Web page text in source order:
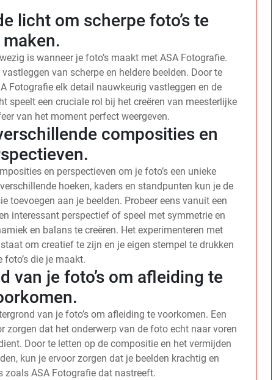
licht om scherpe foto’s te
maken.
is wanneer je foto’s maakt met ASA Fotografie.
van scherpe en heldere beelden. Door te
Fotografie elk detail nauwkeurig vastleggen en de
speelt een cruciale rol bij het creëren van meesterlijke
van het moment perfect weergeven.
composities en
en perspectieven om je foto’s een unieke
hoeken, kaders en standpunten kun je de
toevoegen aan je beelden. Probeer eens vanuit een
interessant perspectief of speel met symmetrie en
en balans te creëren. Het experimenteren met
om creatief te zijn en je eigen stempel te drukken
foto’s die je maakt.
van je foto’s om afleiding te
van je foto’s om afleiding te voorkomen. Een
zorgen dat het onderwerp van de foto echt naar voren
Door te letten op de compositie en het vermijden
kun je ervoor zorgen dat je beelden krachtig en
zoals ASA Fotografie dat nastreeft.